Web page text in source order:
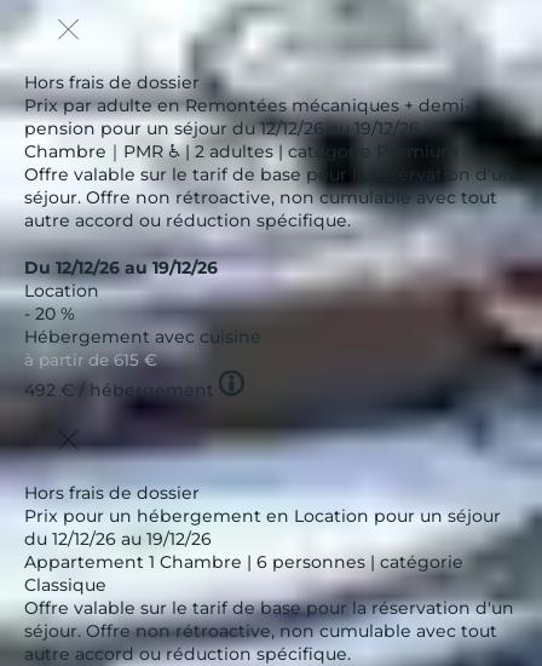
Hors frais de dossier
Prix par adulte en Remontées mécaniques + demi-
pension pour un séjour du 12/12/26 au 19/12/26
Chambre｜PMR ♿ | 2 adultes | catégorie Premium
Offre valable sur le tarif de base pour la réservation d'un
séjour. Offre non rétroactive, non cumulable avec tout
autre accord ou réduction spécifique.
Du 12/12/26 au 19/12/26
Location
- 20 %
Hébergement avec cuisine
à partir de615 €
492 € / hébergement Tooltip
icon
Hors frais de dossier
Prix pour un hébergement en Location pour un séjour
du 12/12/26 au 19/12/26
Appartement 1 Chambre | 6 personnes | catégorie
Classique
Offre valable sur le tarif de base pour la réservation d'un
séjour. Offre non rétroactive, non cumulable avec tout
autre accord ou réduction spécifique.